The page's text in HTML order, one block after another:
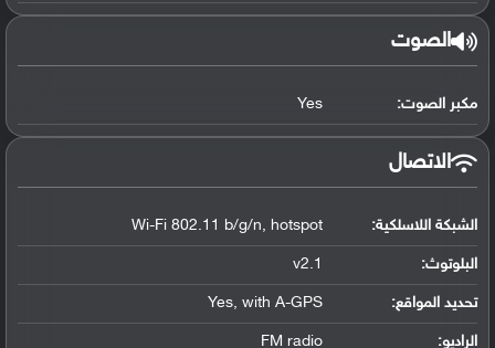
الصوت
مكبر الصوت: Yes
الاتصال
الشبكة اللاسلكية: Wi-Fi 802.11 b/g/n, hotspot
البلوتوث:
v2.1
تحديد المواقع:
Yes, with A-GPS
الراديو: FM radio